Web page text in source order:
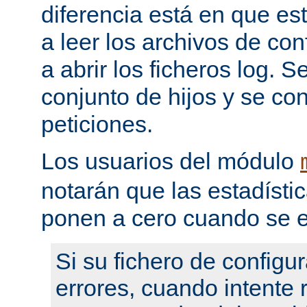
diferencia está en que
a leer los archivos de
a abrir los ficheros log.
conjunto de hijos y se
peticiones.
Los usuarios del módulo
notarán que las
ponen a cero cuando se
Si su fichero de
errores, cuando intente